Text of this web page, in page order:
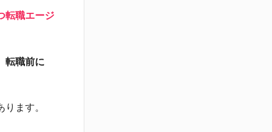
転職エージ
転職前に
ます。